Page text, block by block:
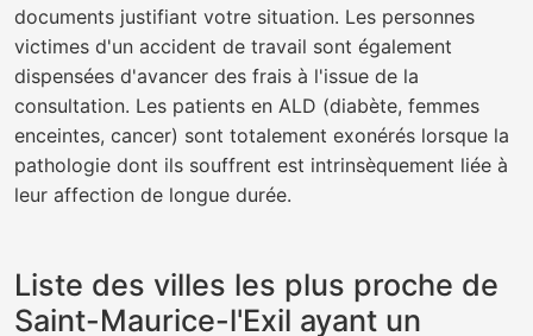
documents justifiant votre situation. Les personnes
victimes d'un accident de travail sont également
dispensées d'avancer des frais à l'issue de la
consultation. Les patients en ALD (diabète, femmes
enceintes, cancer) sont totalement exonérés lorsque la
pathologie dont ils souffrent est intrinsèquement liée à
leur affection de longue durée.
Liste des villes les plus proche de
Saint-Maurice-l'Exil ayant un